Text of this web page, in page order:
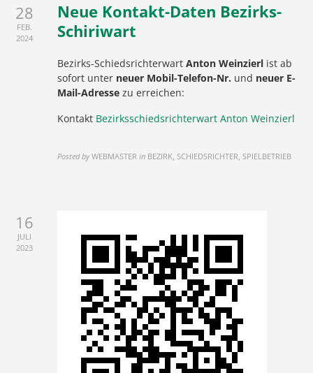
28
FEB.
2024
Neue Kontakt-Daten Bezirks-
Schiriwart
Bezirks-SchiedsrichterwartAnton Weinzierl ist ab
sofort unter neuer Mobil-Telefon-Nr. und neuer E-
Mail-Adresse zu erreichen:
Kontakt Bezirksschiedsrichterwart Anton Weinzierl
Posted by WEBMASTER in BEZIRK, SCHIEDSRICHTER, SPIELBETRIEB
16
JULI
2023